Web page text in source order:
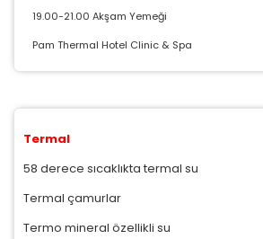
19.00-21.00 Akşam Yemeği
Pam Thermal Hotel Clinic & Spa
Termal
58 derece sıcaklıkta termal su
Termal çamurlar
Termo mineral özellikli su